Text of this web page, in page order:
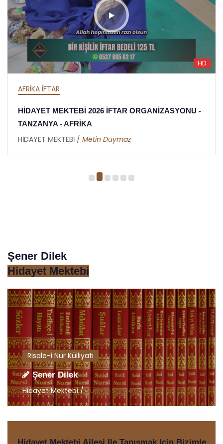
HD
AFRİKA İFTAR
HİDAYET MEKTEBİ 2026 İFTAR ORGANİZASYONU -
TANZANYA - AFRİKA
HİDAYET MEKTEBİ / Metin Duymaz
Şener Dilek
Hidayet Mektebi
Risale-i Nur Külliyatı
Şener Dilek
Hidayet Mektebi /Türkçe Sohbetler